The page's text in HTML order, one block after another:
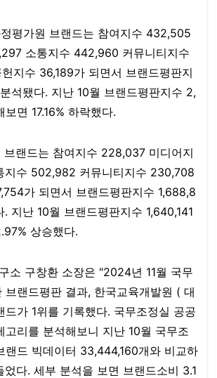
평가원 브랜드는 참여지수 432,505
소통지수 442,960 커뮤니티지수
지수 36,189가 되면서 브랜드평판지
석됐다. 지난 10월 브랜드평판지수 2,
보면 17.16% 하락했다.​
브랜드는 참여지수 228,037 미디어지
지수 502,982 커뮤니티지수 230,708
가 되면서 브랜드평판지수 1,688,8
지난 10월 브랜드평판지수 1,640,141
상승했다.​
소 구창환 소장은 "2024년 11월 국무
브랜드평판 결과, 한국교육개발원 ( 대
드가 1위를 기록했다. 국무조정실 공공
고리를 분석해보니 지난 10월 국무조
랜드 빅데이터 33,444,160개와 비교하
었다. 세부 분석을 보면 브랜드소비 3.1